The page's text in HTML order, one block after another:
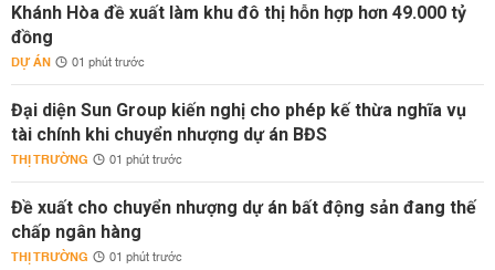
Khánh Hòa đề xuất làm khu đô thị hỗn hợp hơn 49.000 tỷ
đồng
DỰ ÁN 01 phút trước
Đại diện Sun Group kiến nghị cho phép kế thừa nghĩa vụ
tài chính khi chuyển nhượng dự án BĐS
THỊ TRƯỜNG 01 phút trước
Đề xuất cho chuyển nhượng dự án bất động sản đang thế
chấp ngân hàng
THỊ TRƯỜNG 01 phút trước